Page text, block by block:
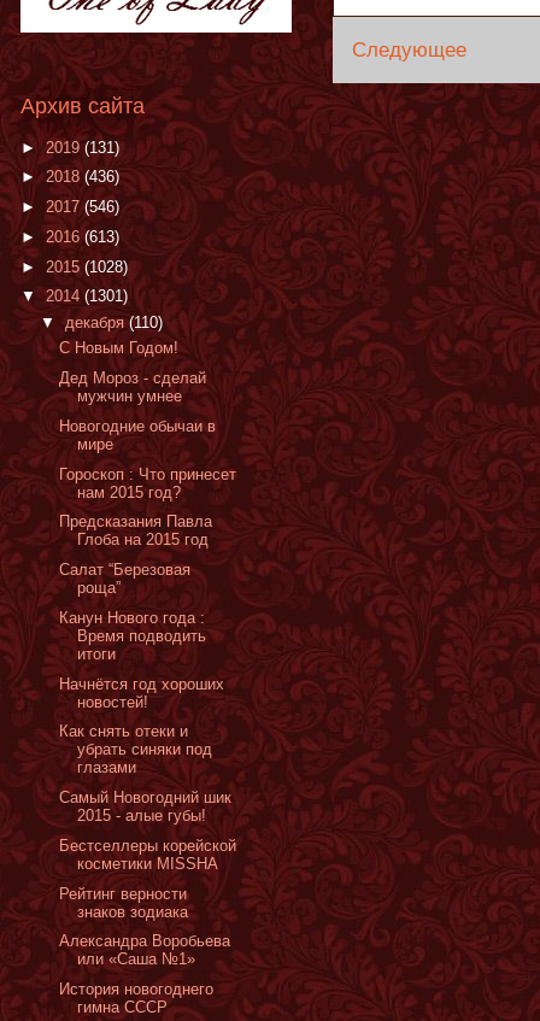
Следующее
Архив сайта
► 2019 (131)
►2018 (436)
► 2017 (546)
► 2016(613)
► 2015 (1028)
▼2014 (1301)
▼ декабря(110)
C Новым Годом!
Дед Мороз - сделай
мужчин умнее
Новогодние обычаи в
мире
Гороскоп : Что принесет
нам 2015 год?
Предсказания Павла
Глоба на 2015 год
Салат “Березовая
роща”
Канун Нового года :
Время подводить
итоги
Начнётся год хороших
новостей!
Как снять отеки и
убрать синяки под
глазами
Самый Новогодний шик
2015 - алые губы!
Бестселлеры корейской
косметики MISSHA
Рейтинг верности
знаков зодиака
Александра Воробьева
или «Саша №1»
История новогоднего
гимна СССР